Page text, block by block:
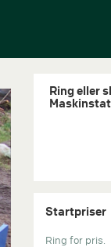
Ring eller
Startpriser
Ring for pris.